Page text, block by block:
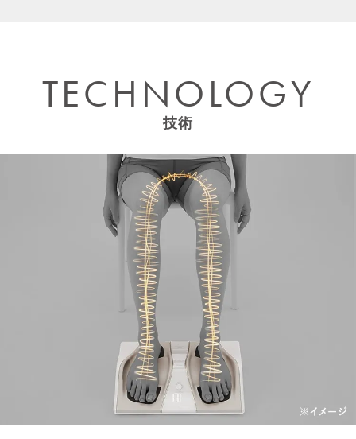
お控えください。
TECHNOLOGY
技術